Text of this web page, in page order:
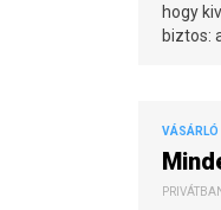
hogy
biztos:
VÁSÁRLÓ